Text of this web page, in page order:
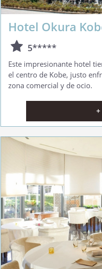
Hotel Okura
5*****
Este impresionante hotel
el centro de Kobe, justo
zona comercial y de ocio.